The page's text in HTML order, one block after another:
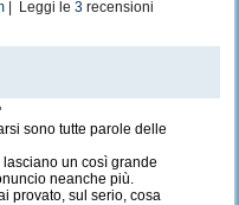
| Leggi le 3 recensioni
sono tutte parole delle
un così grande
neanche più.
provato, sul serio, cosa